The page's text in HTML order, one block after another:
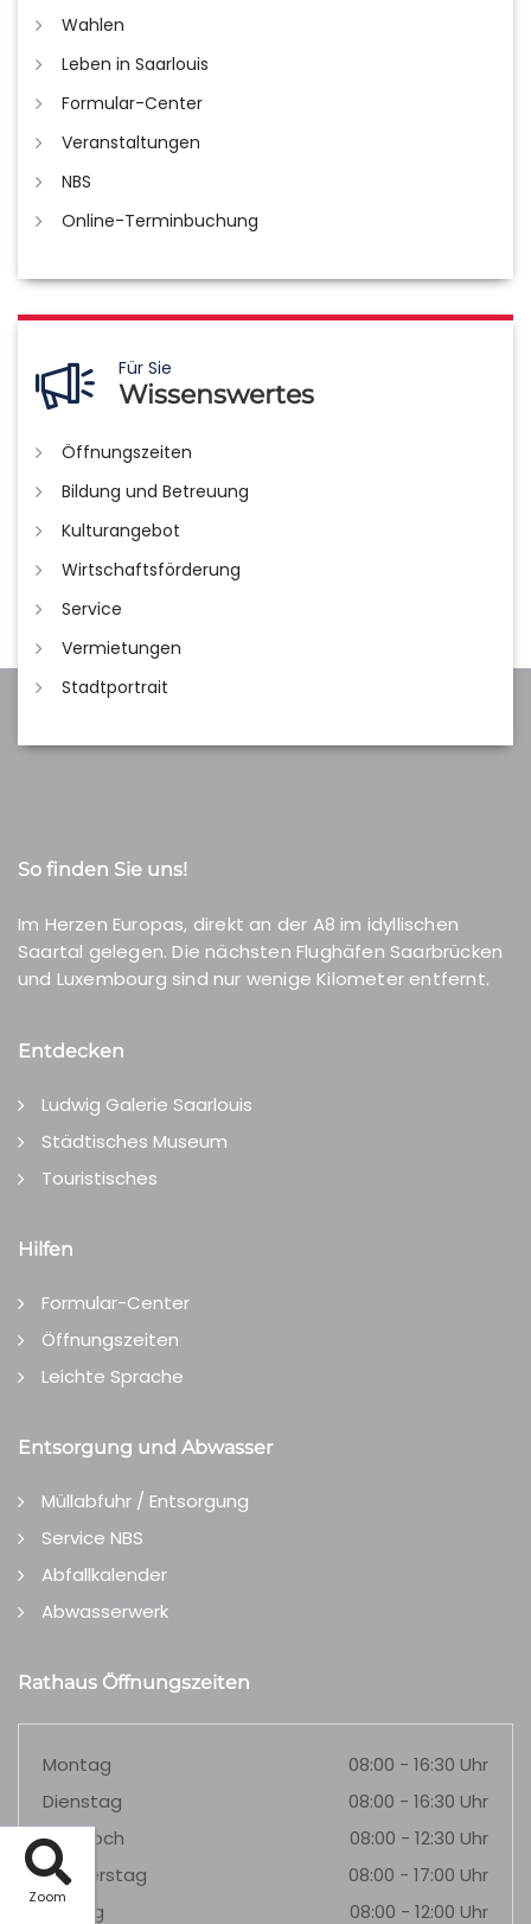
Zoom
Wahlen
Leben in Saarlouis
Formular-Center
Veranstaltungen
NBS
Online-Terminbuchung
Für Sie
Wissenswertes
Öffnungszeiten
Bildung und Betreuung
Kulturangebot
Wirtschaftsförderung
Service
Vermietungen
Stadtportrait
So finden Sie uns!
Im Herzen Europas, direkt an der A8 im idyllischen
Saartal gelegen. Die nächsten Flughäfen Saarbrücken
und Luxembourg sind nur wenige Kilometer entfernt.
Entdecken
Ludwig Galerie Saarlouis
Städtisches Museum
Touristisches
Hilfen
Formular-Center
Öffnungszeiten
Leichte Sprache
Entsorgung und Abwasser
Müllabfuhr / Entsorgung
Service NBS
Abfallkalender
Abwasserwerk
Rathaus Öffnungszeiten
Montag
08:00 - 16:30 Uhr
Dienstag
08:00 - 16:30 Uhr
Mittwoch
08:00 - 12:30 Uhr
Donnerstag
08:00 - 17:00 Uhr
Freitag
08:00 - 12:00 Uhr